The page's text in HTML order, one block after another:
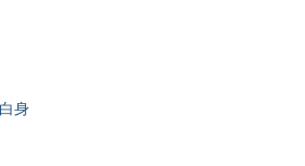
身